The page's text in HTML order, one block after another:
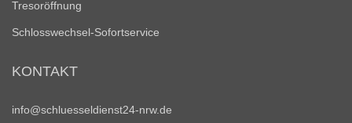
Tresoröffnung
Schlosswechsel-Sofortservice
KONTAKT
info@schluesseldienst24-nrw.de